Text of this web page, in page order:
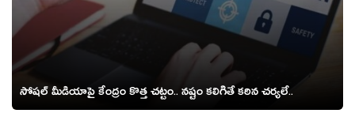
సోషల్ మీడియాపై కేంద్రం కొత్త చట్టం.. నష్టం కలిగితే కఠిన చర్యలే..